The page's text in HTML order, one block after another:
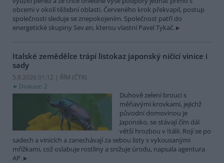
obcemi v okolí těžební oblasti. Červeného krok překvapil, postup
společnosti sleduje se znepokojením. Společnost patří do
energetické skupiny Sev.en, kterou vlastní Pavel Tykač.
Italské zemědělce trápí listokaz japonský ničící vinice i
sady
5.8.2026 01:12 | ŘÍM (ČTK)
Diskuse: 2
Duhově zelení brouci s
měňavými krovkami, jejichž
původní domovinou je
Japonsko, se stávají čím dál
větší hrozbou v Itálii. Rojí se po
sadech a vinicích a zanechávají za sebou listy s vykousanými
mřížkami, což oslabuje rostliny a snižuje úrodu, napsala agentura
AP.